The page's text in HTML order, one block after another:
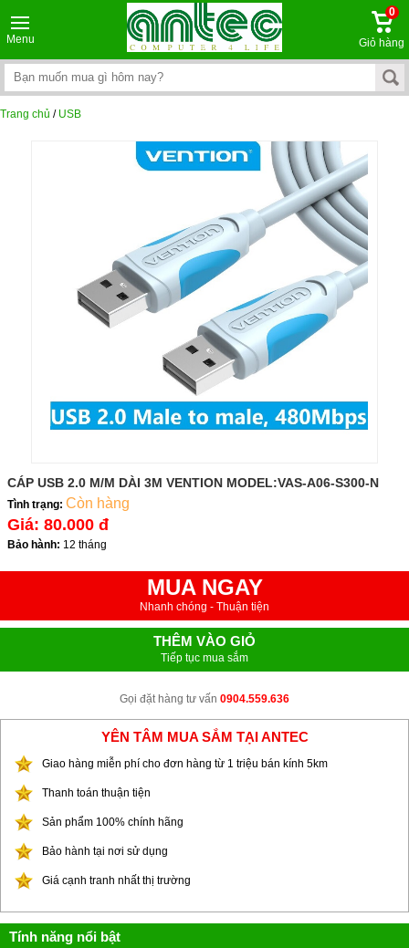
Menu
0
Giỏ hàng
Trang chủ / USB
CÁP USB 2.0 M/M DÀI 3M VENTION MODEL:VAS-A06-S300-N
Tình trạng: Còn hàng
Giá: 80.000 đ
Bảo hành: 12 tháng
MUA NGAY
Nhanh chóng - Thuận tiện
THÊM VÀO GIỎ
Tiếp tục mua sắm
Gọi đặt hàng tư vấn 0904.559.636
YÊN TÂM MUA SẮM TẠI ANTEC
Giao hàng miễn phí cho đơn hàng từ 1 triệu bán kính 5km
Thanh toán thuận tiện
Sản phẩm 100% chính hãng
Bảo hành tại nơi sử dụng
Giá cạnh tranh nhất thị trường
Tính năng nổi bật